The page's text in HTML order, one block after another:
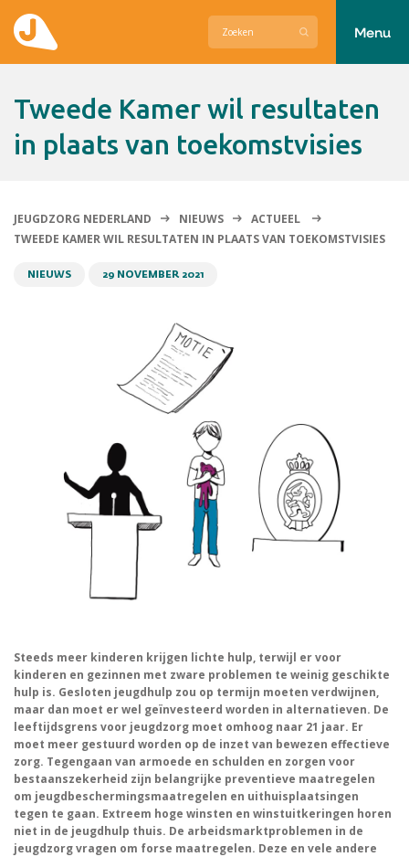
Contact
Menu
Tweede Kamer wil resultaten
in plaats van toekomstvisies
JEUGDZORG NEDERLAND NIEUWS
ACTUEEL
TWEEDE KAMER WIL RESULTATEN IN PLAATS VAN TOEKOMSTVISIES
NIEUWS 29 NOVEMBER 2021
Steeds meer kinderen krijgen lichte hulp, terwijl er voor
kinderen en gezinnen met zware problemen te weinig geschikte
hulp is. Gesloten jeugdhulp zou op termijn moeten verdwijnen,
maar dan moet er wel geïnvesteerd worden in alternatieven. De
leeftijdsgrens voor jeugdzorg moet omhoog naar 21 jaar. Er
moet meer gestuurd worden op de inzet van bewezen effectieve
zorg. Tegengaan van armoede en schulden en zorgen voor
bestaanszekerheid zijn belangrijke preventieve maatregelen
om jeugdbeschermingsmaatregelen en uithuisplaatsingen
tegen te gaan. Extreem hoge winsten en winstuitkeringen horen
niet in de jeugdhulp thuis. De arbeidsmarktproblemen in de
jeugdzorg vragen om forse maatregelen. Deze en vele andere